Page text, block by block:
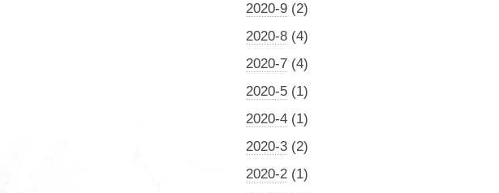
2020-9 (2)
2020-8 (4)
2020-7 (4)
2020-5 (1)
2020-4 (1)
2020-3 (2)
2020-2 (1)